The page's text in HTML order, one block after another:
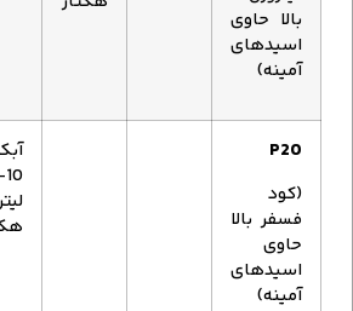
بالا حاوی
اسیدهای
آمینه)
P20
(کود
فسفر بالا
حاوی
اسیدهای
آمینه)